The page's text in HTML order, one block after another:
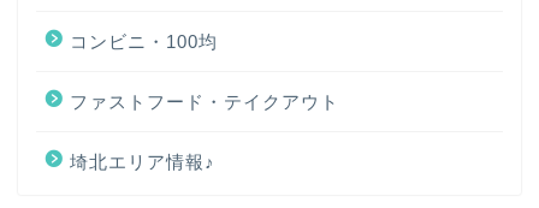
コンビニ・100均
ファストフード・テイクアウト
埼北エリア情報♪